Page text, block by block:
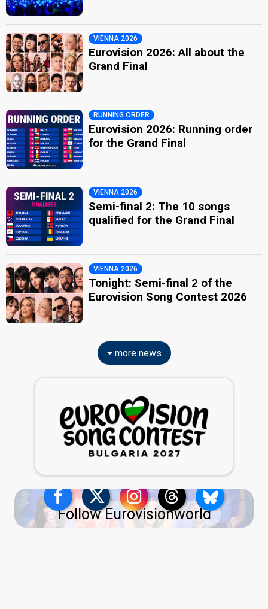
VIENNA 2026
Eurovision 2026: All about the
Grand Final
RUNNING ORDER
Eurovision 2026: Running order
for the Grand Final
VIENNA 2026
Semi-final 2: The 10 songs
qualified for the Grand Final
VIENNA 2026
Tonight: Semi-final 2 of the
Eurovision Song Contest 2026
more news
Follow Eurovisionworld